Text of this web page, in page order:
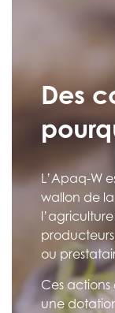
Des
L’Apaq-W
wallon de
ou
Ces
une